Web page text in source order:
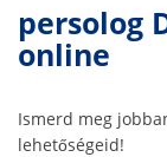
persolog
online
Ismerd meg
lehetőségeid!